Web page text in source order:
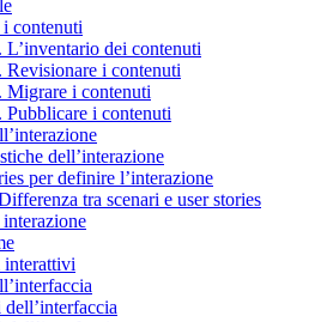
contenuti
L’inventario dei contenuti
Revisionare i contenuti
Migrare i contenuti
Pubblicare i contenuti
dell’interazione
per definire l’interazione
tra scenari e user stories
interattivi